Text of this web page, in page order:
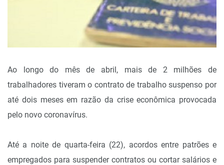
Ao longo do mês de abril, mais de 2 milhões de
trabalhadores tiveram o contrato de trabalho suspenso por
até dois meses em razão da crise econômica provocada
pelo novo coronavírus.
Até a noite de quarta-feira (22), acordos entre patrões e
empregados para suspender contratos ou cortar salários e